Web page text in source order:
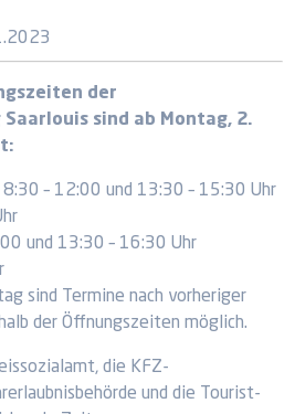
der
sind ab Montag, 2.
8:30 – 12:00 und 13:30 – 15:30 Uhr
und 13:30 – 16:30 Uhr
sind Termine nach vorheriger
der Öffnungszeiten möglich.
die KFZ-
und die Tourist-